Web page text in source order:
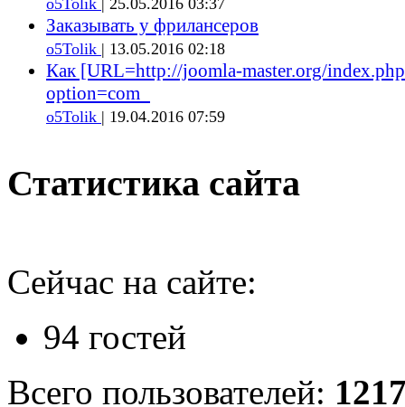
Заказывать у фрилансеров
o5Tolik | 13.05.2016 02:18
Как [URL=http://joomla-master.org/
option=com_
o5Tolik | 19.04.2016 07:59
Статистика сайта
Сейчас на сайте:
94 гостей
Всего пользователей: